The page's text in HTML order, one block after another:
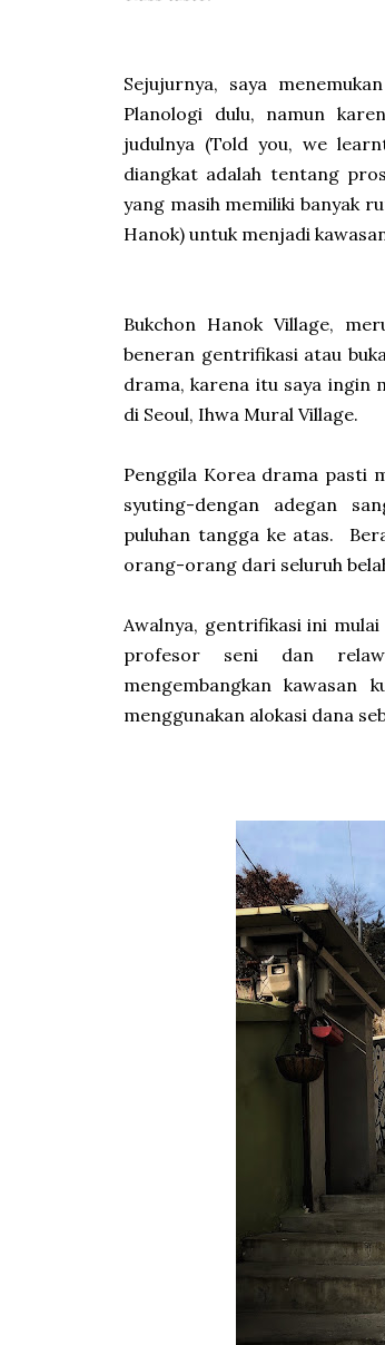
Sejujurnya, saya
Planologi dulu, namun
judulnya (Told you, we
diangkat adalah tentang
yang masih memiliki banyak
Hanok) untuk menjadi
Bukchon Hanok Village,
beneran gentrifikasi atau
drama, karena itu saya ingin
di Seoul, Ihwa Mural Village.
Penggila Korea drama pasti
syuting-dengan adegan
puluhan tangga ke atas.
orang-orang dari seluruh
Awalnya, gentrifikasi ini
profesor seni dan
mengembangkan kawasan
menggunakan alokasi dana